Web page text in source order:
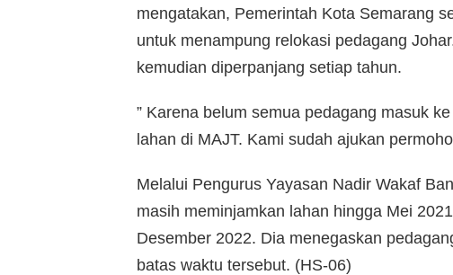
mengatakan, Pemerintah Kota Semarang
untuk menampung relokasi pedagang
kemudian diperpanjang setiap tahun.
” Karena belum semua pedagang masuk
lahan di MAJT. Kami sudah ajukan
Melalui Pengurus Yayasan Nadir Wakaf
masih meminjamkan lahan hingga Mei
Desember 2022. Dia menegaskan
batas waktu tersebut. (HS-06)